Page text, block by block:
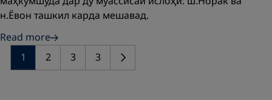
н.Ёвон ташкил карда мешавад.
Read more
1
2 3 3